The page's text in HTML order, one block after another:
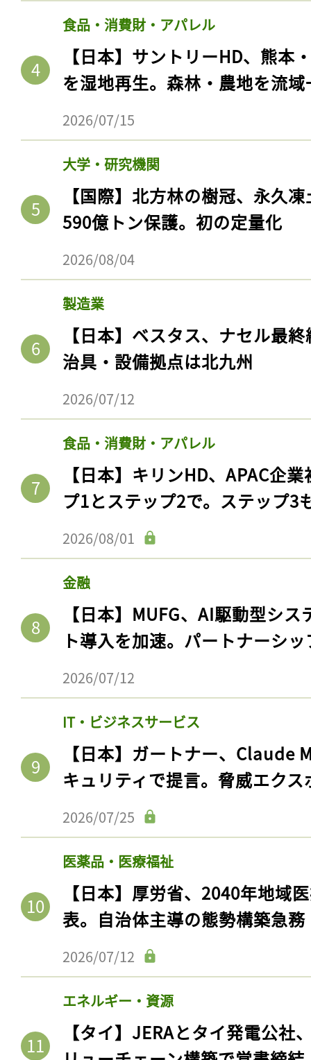
食品・消費財・アパレル
【日本】サントリーHD、熊本
を湿地再生。森林・農地を流
2026/07/15
大学・研究機関
【国際】北方林の樹冠、永久
590億トン保護。初の定量化
2026/08/04
製造業
【日本】ベスタス、ナセル最
治具・設備拠点は北九州
2026/07/12
食品・消費財・アパレル
【日本】キリンHD、APAC企
プ1とステップ2で。ステップ3
2026/08/01
金融
【日本】MUFG、AI駆動型シ
ト導入を加速。パートナーシ
2026/07/12
IT・ビジネスサービス
【日本】ガートナー、Claude
キュリティで提言。脅威エク
2026/07/25
医薬品・医療福祉
【日本】厚労省、2040年地域
表。自治体主導の態勢構築急務
2026/07/12
エネルギー・資源
【タイ】JERAとタイ発電公社
記事をお気に入りに
ログインが必
会員登録